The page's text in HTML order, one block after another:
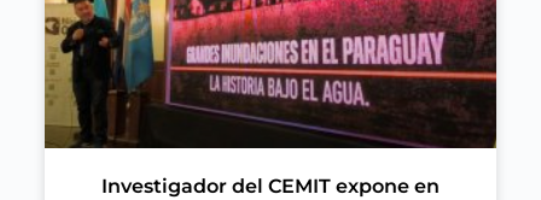
Investigador del CEMIT expone en